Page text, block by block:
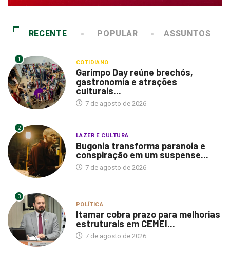
RECENTE POPULAR ASSUNTOS
1 COTIDIANO
Garimpo Day reúne brechós,
gastronomia e atrações
culturais...
7 de agosto de 2026
2
LAZER E CULTURA
Bugonia transforma paranoia e
conspiração em um suspense...
7 de agosto de 2026
3
POLÍTICA
Itamar cobra prazo para melhorias
estruturais em CEMEI...
7 de agosto de 2026